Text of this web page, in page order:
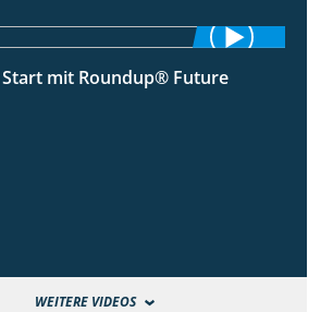
2:01
mit Roundup® Future
WEITERE VIDEOS